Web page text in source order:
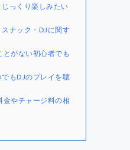
っくり楽しみたい
ナック・DJに関す
とがない初心者でも
もDJのプレイを聴
金やチャージ料の相